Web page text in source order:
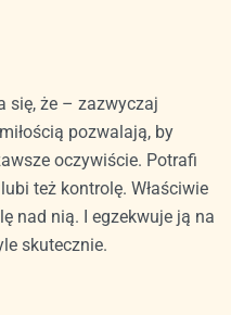
się, że – zazwyczaj
pozwalają, by
oczywiście. Potrafi
też kontrolę. Właściwie
nad nią. I egzekwuje ją na
skutecznie.